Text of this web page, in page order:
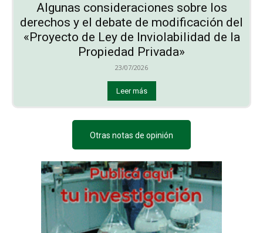
Algunas consideraciones sobre los
derechos y el debate de modificación del
«Proyecto de Ley de Inviolabilidad de la
Propiedad Privada»
23/07/2026
Leer más
Otras notas de opinión